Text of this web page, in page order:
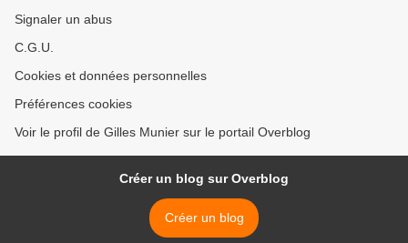
Signaler un abus
C.G.U.
Cookies et données personnelles
Préférences cookies
Voir le profil de Gilles Munier sur le portail Overblog
Créer un blog sur Overblog
Créer un blog